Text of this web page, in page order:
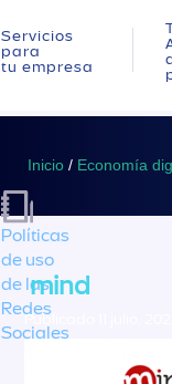
Servicios
para
tu empresa
Inicio / Economía
mind
Publicado 11 julio, 2022
Políticas
de uso
de las
Redes
Sociales